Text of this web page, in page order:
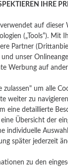
IHRE
auf dieser
(„Tools“). Mit
Partner
unser
Werbung auf
zulassen" um alle
weiter zu
eine detaillierte
Übersicht der
individuelle
später jederzeit
zu den